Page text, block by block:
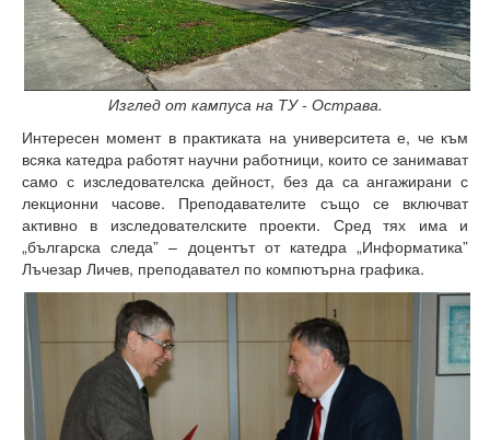
Начало
Съобщения НИИ
Контакти
ННП Млади учени и постдокторанти – 2, втори етап
ННП Млади учени и постдокторанти – 2, втори етап -
Национална програма "Млади учени и
Научна програма „Млади учени и постдокторанти“ 2020
Научна програма „Млади учени и постдокторанти“ 2021
Научна програма „Млади учени и постдокторанти“ 2019
Конференции организирани/подкрепени от ТУ-Варна -
Изглед от кампуса на ТУ - Острава.
Интересен момент в практиката на университета е, че към
всяка катедра работят научни работници, които се занимават
само с изследователска дейност, без да са ангажирани с
лекционни часове. Преподавателите също се включват
активно в изследователските проекти. Сред тях има и
„българска следа” – доцентът от катедра „Информатика”
Лъчезар Личев, преподавател по компютърна графика.